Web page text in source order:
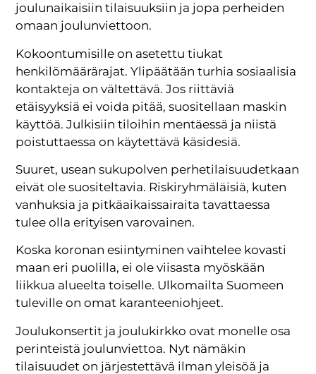
joulunaikaisiin tilaisuuksiin ja jopa perheiden
omaan joulunviettoon.
Kokoontumisille on asetettu tiukat
henkilömäärärajat. Ylipäätään turhia sosiaalisia
kontakteja on vältettävä. Jos riittäviä
etäisyyksiä ei voida pitää, suositellaan maskin
käyttöä. Julkisiin tiloihin mentäessä ja niistä
poistuttaessa on käytettävä käsidesiä.
Suuret, usean sukupolven perhetilaisuudetkaan
eivät ole suositeltavia. Riskiryhmäläisiä, kuten
vanhuksia ja pitkäaikaissairaita tavattaessa
tulee olla erityisen varovainen.
Koska koronan esiintyminen vaihtelee kovasti
maan eri puolilla, ei ole viisasta myöskään
liikkua alueelta toiselle. Ulkomailta Suomeen
tuleville on omat karanteeniohjeet.
Joulukonsertit ja joulukirkko ovat monelle osa
perinteistä joulunviettoa. Nyt nämäkin
tilaisuudet on järjestettävä ilman yleisöä ja